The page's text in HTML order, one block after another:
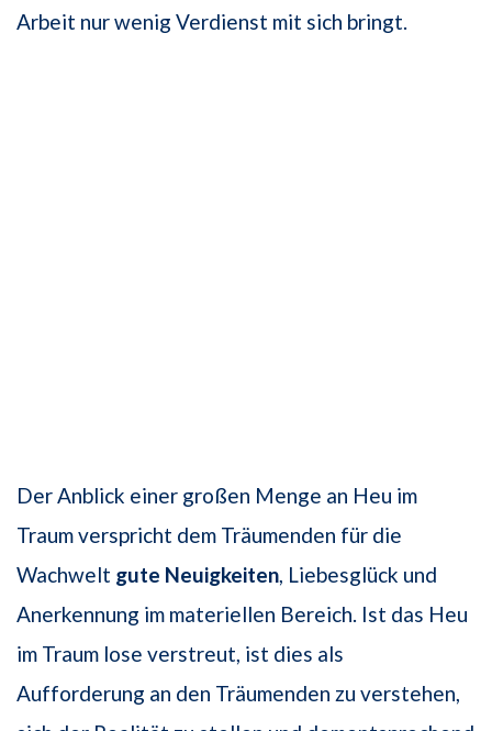
Arbeit nur wenig Verdienst mit sich bringt.
Der Anblick einer großen Menge an Heu im
Traum verspricht dem Träumenden für die
Wachwelt gute Neuigkeiten, Liebesglück und
Anerkennung im materiellen Bereich. Ist das Heu
im Traum lose verstreut, ist dies als
Aufforderung an den Träumenden zu verstehen,